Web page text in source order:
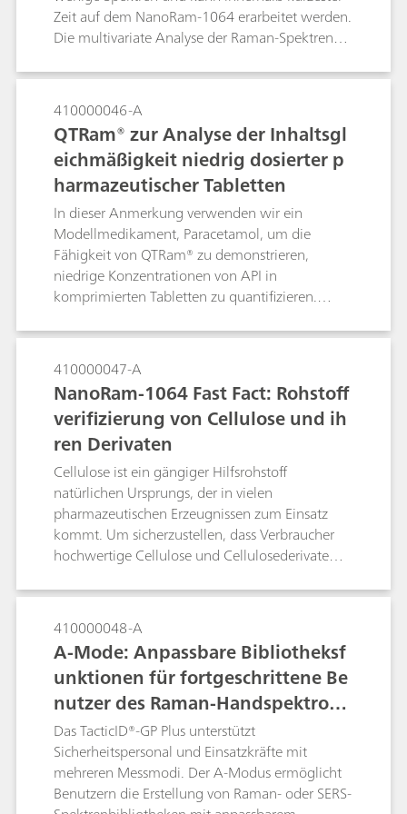
Zeit auf dem NanoRam-1064 erarbeitet werden.
Die multivariate Analyse der Raman-Spektren
Methoden zur Identifikation von Proben.
410000046-A
QTRam® zur Analyse der Inhaltsgl
eichmäßigkeit niedrig dosierter p
harmazeutischer Tabletten
In dieser Anmerkung verwenden wir ein
Modellmedikament, Paracetamol, um die
Fähigkeit von QTRam® zu demonstrieren,
niedrige Konzentrationen von API in
komprimierten Tabletten zu quantifizieren.
Raman-Analysator, der speziell für die Analyse
der Inhaltsgleichmäßigkeit von Arzneimitteln in
festen Darreichungsformen entwickelt wurde.
410000047-A
NanoRam-1064 Fast Fact: Rohstoff
verifizierung von Cellulose und ih
ren Derivaten
Cellulose ist ein gängiger Hilfsrohstoff
natürlichen Ursprungs, der in vielen
pharmazeutischen Erzeugnissen zum Einsatz
kommt. Um sicherzustellen, dass Verbraucher
hochwertige Cellulose und Cellulosederivate
werden. Das NanoRam®-1064 bietet einen
echten Mehrwert für die pharmazeutische
Identifikationsanalyse, da es die von
herkömmlichen Raman-Handspektrometern mit
785-nm-Lasern erzeugte Fluoreszenz auf ein
Minimum reduziert. Das NanoRam®-1064 wird
daher zur Identifikation von Cellulosederivaten
verwendet, die bei einem 785-nm-Laser für
gewöhnlich fluoreszieren.
410000048-A
A-Mode: Anpassbare Bibliotheksf
unktionen für fortgeschrittene Be
nutzer des Raman-Handspektrom
eters TacticID®-GP Plus
Das TacticID®-GP Plus unterstützt
Sicherheitspersonal und Einsatzkräfte mit
mehreren Messmodi. Der A-Modus ermöglicht
Benutzern die Erstellung von Raman- oder SERS-